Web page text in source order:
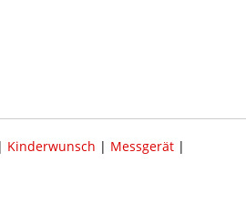
Kinderwunsch | Messgerät|